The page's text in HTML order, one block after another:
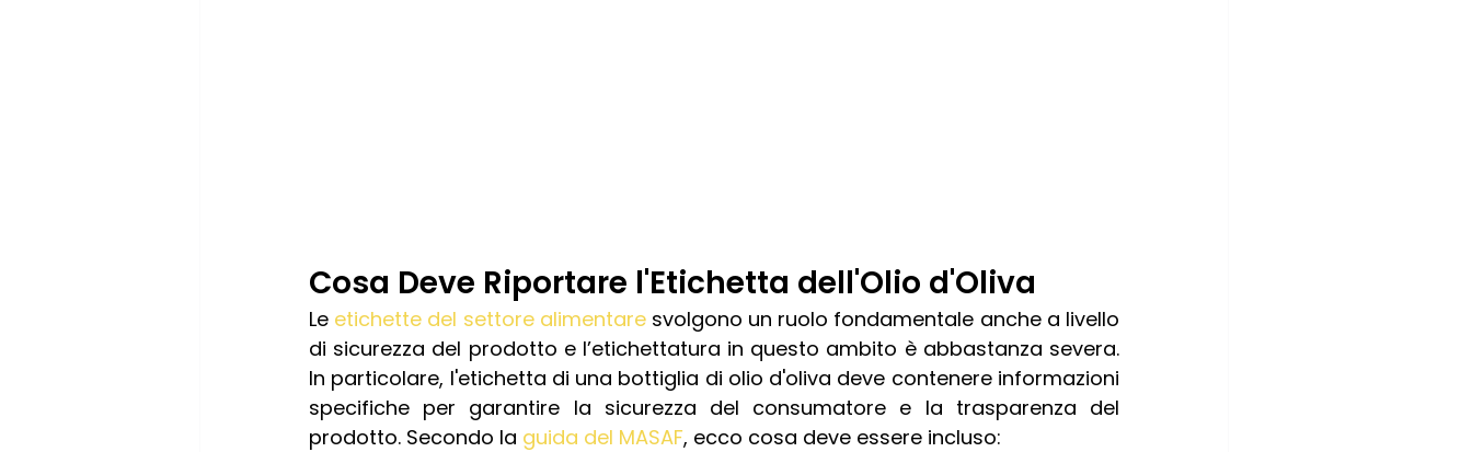
Cosa Deve Riportare l'Etichetta dell'Olio d'Oliva
Le etichette del settore alimentare svolgono un ruolo fondamentale anche a livello
di sicurezza del prodotto e l’etichettatura in questo ambito è abbastanza severa.
In particolare, l'etichetta di una bottiglia di olio d'oliva deve contenere informazioni
specifiche per garantire la sicurezza del consumatore e la trasparenza del
prodotto. Secondo la guida del MASAF, ecco cosa deve essere incluso: